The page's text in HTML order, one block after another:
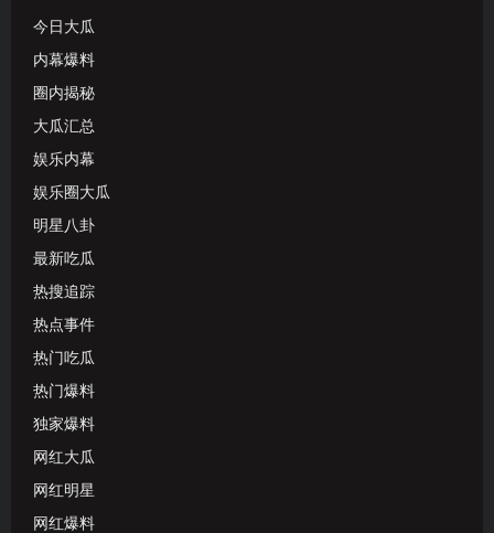
今日大瓜
内幕爆料
圈内揭秘
大瓜汇总
娱乐内幕
娱乐圈大瓜
明星八卦
最新吃瓜
热搜追踪
热点事件
热门吃瓜
热门爆料
独家爆料
网红大瓜
网红明星
网红爆料